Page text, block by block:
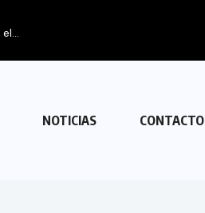
FIPETUR se solidariza con Venezuela
NOTICIAS CONTACTO